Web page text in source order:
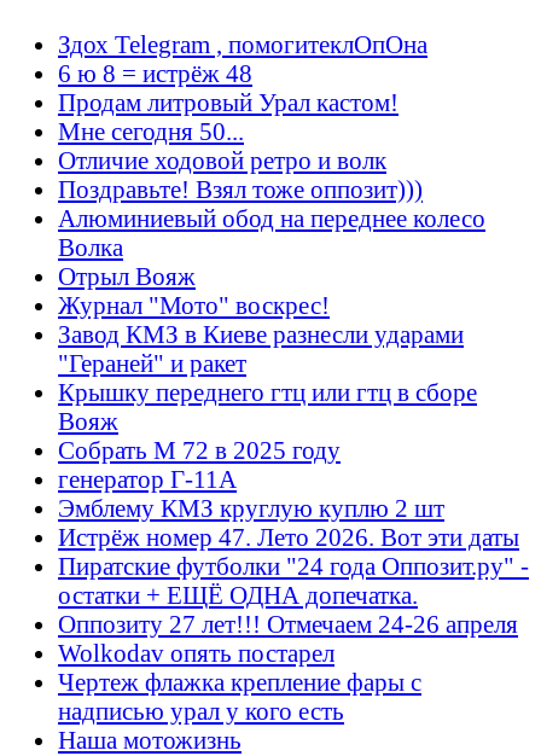
Здох Telegram , помогитеклОпОна
6 ю 8 = истрёж 48
Продам литровый Урал кастом!
Мне сегодня 50...
Отличие ходовой ретро и волк
Поздравьте! Взял тоже оппозит)))
Алюминиевый обод на переднее колесо
Волка
Отрыл Вояж
Журнал "Мото" воскрес!
Завод КМЗ в Киеве разнесли ударами
"Гераней" и ракет
Крышку переднего гтц или гтц в сборе
Вояж
Собрать М 72 в 2025 году
генератор Г-11А
Эмблему КМЗ круглую куплю 2 шт
Истрёж номер 47. Лето 2026. Вот эти даты
Пиратские футболки "24 года Оппозит.ру" -
остатки + ЕЩЁ ОДНА допечатка.
Оппозиту 27 лет!!! Отмечаем 24-26 апреля
Wolkodav опять постарел
Чертеж флажка крепление фары с
надписью урал у кого есть
Наша мотожизнь